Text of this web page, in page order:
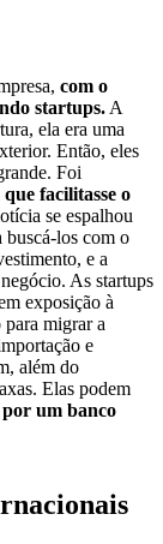
com o
startups. A
ela era uma
Então, eles
Foi
facilitasse o
se espalhou
buscá-los com o
e a
As startups
exposição à
migrar a
e
além do
Elas podem
por um banco